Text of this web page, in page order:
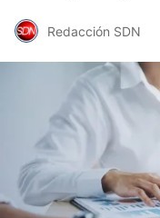
Redacción SDN